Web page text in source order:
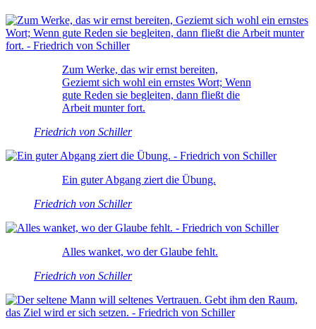
Zum Werke, das wir ernst bereiten,
Geziemt sich wohl ein ernstes Wort; Wenn
gute Reden sie begleiten, dann fließt die
Arbeit munter fort.
Friedrich von Schiller
Ein guter Abgang ziert die Übung.
Friedrich von Schiller
Alles wanket, wo der Glaube fehlt.
Friedrich von Schiller